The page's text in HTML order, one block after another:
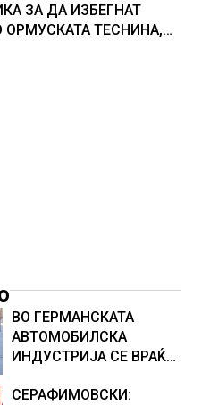
ЗА ДА ИЗБЕГНАТ
ОРМУСКАТА ТЕСНИНА,
ВО ГЕРМАНСКАТА
АВТОМОБИЛСКА
ИНДУСТРИЈА СЕ ВРАЌА
СЕРАФИМОВСКИ: